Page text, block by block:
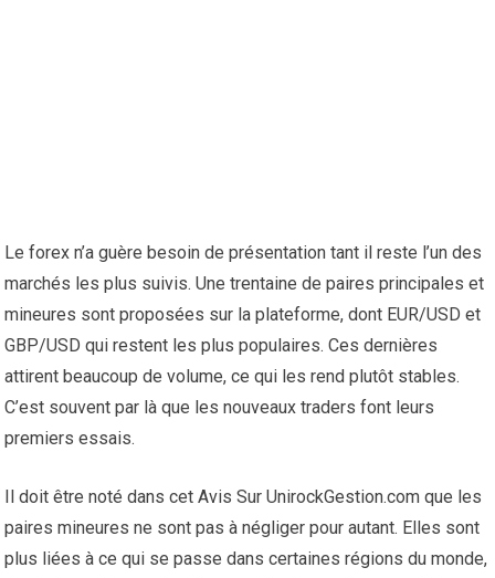
Le forex n’a guère besoin de présentation tant il reste l’un des
marchés les plus suivis. Une trentaine de paires principales et
mineures sont proposées sur la plateforme, dont EUR/USD et
GBP/USD qui restent les plus populaires. Ces dernières
attirent beaucoup de volume, ce qui les rend plutôt stables.
C’est souvent par là que les nouveaux traders font leurs
premiers essais.
Il doit être noté dans cet Avis Sur UnirockGestion.com que les
paires mineures ne sont pas à négliger pour autant. Elles sont
plus liées à ce qui se passe dans certaines régions du monde,